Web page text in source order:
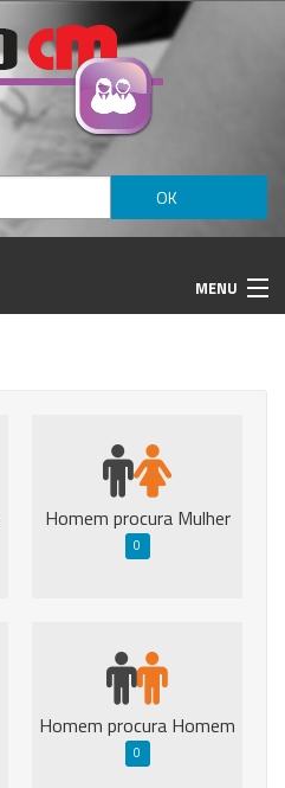
OK
MENU
Homem procura Mulher
0
Homem procura Homem
0